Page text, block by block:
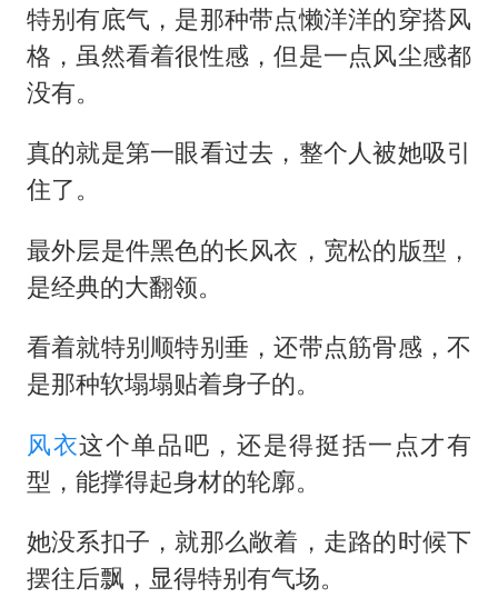
特别有底气，是那种带点懒洋洋的穿搭风
格，虽然看着很性感，但是一点风尘感都
没有。
真的就是第一眼看过去，整个人被她吸引
住了。
最外层是件黑色的长风衣，宽松的版型，
是经典的大翻领。
看着就特别顺特别垂，还带点筋骨感，不
是那种软塌塌贴着身子的。
风衣这个单品吧，还是得挺括一点才有
型，能撑得起身材的轮廓。
她没系扣子，就那么敞着，走路的时候下
摆往后飘，显得特别有气场。